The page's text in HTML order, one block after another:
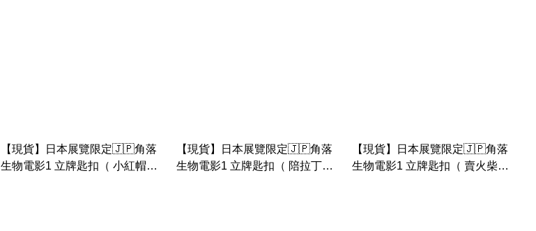
【現貨】日本展覽限定🇯🇵角落
生物電影1 立牌匙扣（ 小紅帽豬
【現貨】日本展覽限定🇯🇵角落
生物電影1 立牌匙扣（ 陪拉丁企
【現貨】日本展覽限定🇯🇵角落
生物電影1 立牌匙扣（ 賣火柴的